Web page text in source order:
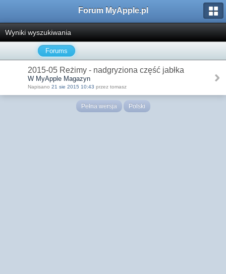
Forum MyApple.pl
Wyniki wyszukiwania
Forums
2015-05 Reżimy - nadgryziona część jabłka
W MyApple Magazyn
Napisano 21 sie 2015 10:43 przez tomasz
Pełna wersja Polski